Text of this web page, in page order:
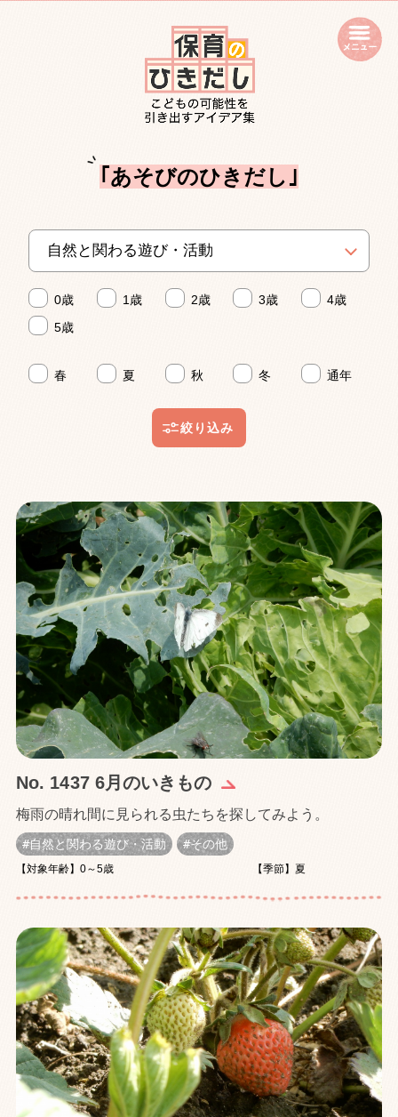
｢あそびのひきだし｣
0歳 1歳 2歳 3歳
4歳
5歳
春 夏 秋 冬 通年
No. 1437 6月のいきもの
梅雨の晴れ間に見られる虫たちを探してみよう。
自然と関わる遊び・活動 その他
【対象年齢】0～5歳 【季節】夏